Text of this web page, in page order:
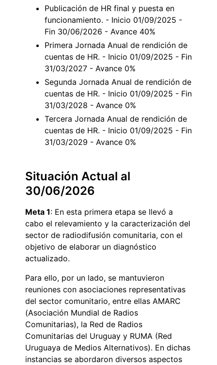
Publicación de HR final y puesta en
funcionamiento. - Inicio 01/09/2025 -
Fin 30/06/2026 - Avance 40%
Primera Jornada Anual de rendición de
cuentas de HR. - Inicio 01/09/2025 - Fin
31/03/2027 - Avance 0%
Segunda Jornada Anual de rendición de
cuentas de HR. - Inicio 01/09/2025 - Fin
31/03/2028 - Avance 0%
Tercera Jornada Anual de rendición de
cuentas de HR. - Inicio 01/09/2025 - Fin
31/03/2029 - Avance 0%
Situación Actual al
30/06/2026
Meta 1: En esta primera etapa se llevó a
cabo el relevamiento y la caracterización del
sector de radiodifusión comunitaria, con el
objetivo de elaborar un diagnóstico
actualizado.
Para ello, por un lado, se mantuvieron
reuniones con asociaciones representativas
del sector comunitario, entre ellas AMARC
(Asociación Mundial de Radios
Comunitarias), la Red de Radios
Comunitarias del Uruguay y RUMA (Red
Uruguaya de Medios Alternativos). En dichas
instancias se abordaron diversos aspectos